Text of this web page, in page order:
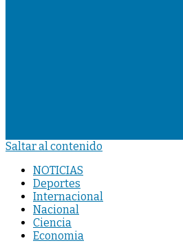
Saltar al contenido
NOTICIAS
Deportes
Internacional
Nacional
Ciencia
Economia